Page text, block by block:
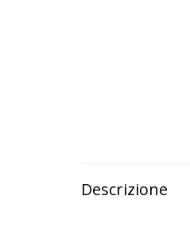
Descrizione